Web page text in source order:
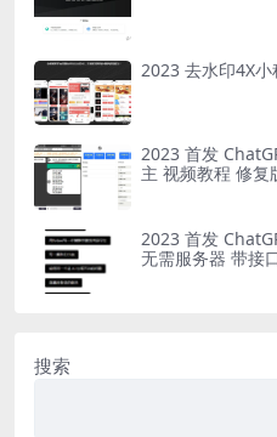
2023 去水印4X
2023 首发
主 视频教程 修复
2023 首发
无需服务器 带接
搜索